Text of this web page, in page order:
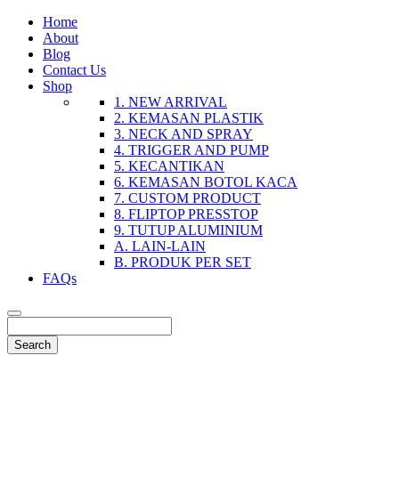
Home
About
Blog
Contact Us
Shop
1. NEW ARRIVAL
2. KEMASAN PLASTIK
3. NECK AND SPRAY
4. TRIGGER AND PUMP
5. KECANTIKAN
6. KEMASAN BOTOL KACA
7. CUSTOM PRODUCT
8. FLIPTOP PRESSTOP
9. TUTUP ALUMINIUM
A. LAIN-LAIN
B. PRODUK PER SET
FAQs